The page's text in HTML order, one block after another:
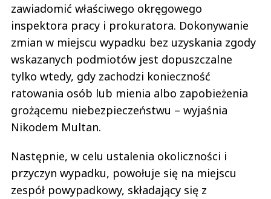
zawiadomić właściwego okręgowego
inspektora pracy i prokuratora. Dokonywanie
zmian w miejscu wypadku bez uzyskania zgody
wskazanych podmiotów jest dopuszczalne
tylko wtedy, gdy zachodzi konieczność
ratowania osób lub mienia albo zapobieżenia
grożącemu niebezpieczeństwu – wyjaśnia
Nikodem Multan.
Następnie, w celu ustalenia okoliczności i
przyczyn wypadku, powołuje się na miejscu
zespół powypadkowy, składający się z